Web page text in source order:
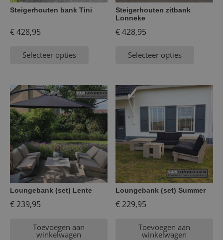
Steigerhouten bank Tini
€428,95
Selecteer opties
Steigerhouten zitbank
Lonneke
€428,95
Selecteer opties
Loungebank (set) Lente
€239,95
Toevoegen aan
winkelwagen
Loungebank (set) Summer
€229,95
Toevoegen aan
winkelwagen